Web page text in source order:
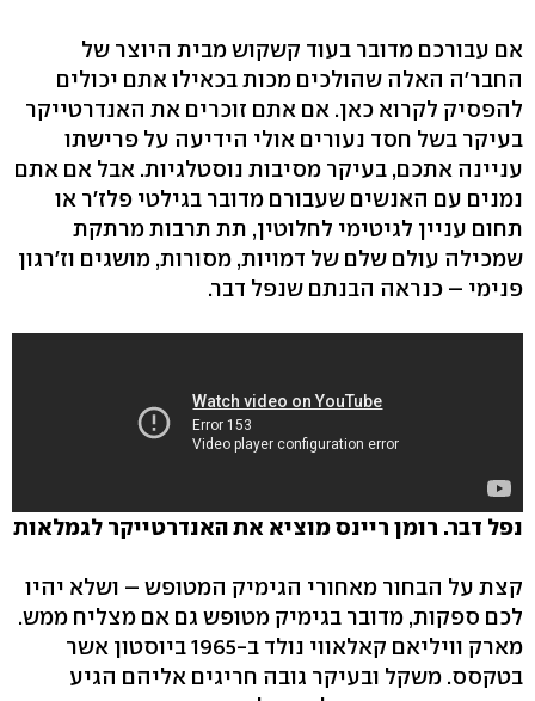
אם עבורכם מדובר בעוד קשקוש מבית היוצר של
החבר'ה האלה שהולכים מכות בכאילו אתם יכולים
להפסיק לקרוא כאן. אם אתם זוכרים את האנדרטייקר
בעיקר בשל חסד נעורים אולי הידיעה על פרישתו
עניינה אתכם, בעיקר מסיבות נוסטלגיות. אבל אם אתם
נמנים עם האנשים שעבורם מדובר בגילטי פלז'ר או
תחום עניין לגיטימי לחלוטין, תת תרבות מרתקת
שמכילה עולם שלם של דמויות, מסורות, מושגים וז'רגון
פנימי – כנראה הבנתם שנפל דבר.
נפל דבר. רומן ריינס מוציא את האנדרטייקר לגמלאות
קצת על הבחור מאחורי הגימיק המטופש – ושלא יהיו
לכם ספקות, מדובר בגימיק מטופש גם אם מצליח ממש.
מארק וויליאם קאלאווי נולד ב-1965 ביוסטון אשר
בטקסס. משקל ובעיקר גובה חריגים אליהם הגיע